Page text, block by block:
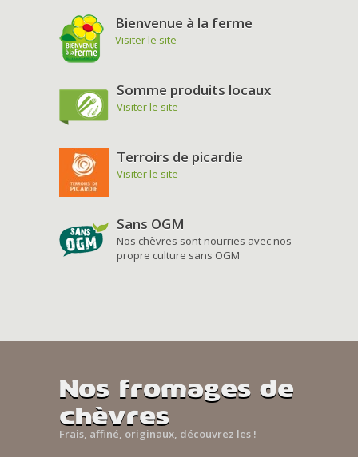
Bienvenue à la ferme
Visiter le site
Somme produits locaux
Visiter le site
Terroirs de picardie
Visiter le site
Sans OGM
Nos chèvres sont nourries avec nos
propre culture sans OGM
Nos fromages de
chèvres
Frais, affiné, originaux, découvrez les !